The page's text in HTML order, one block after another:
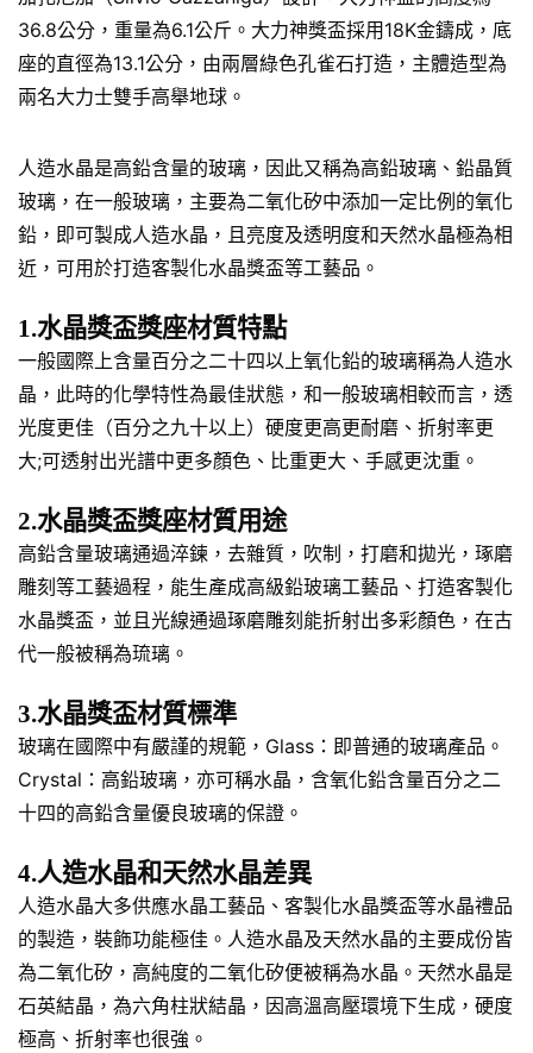
36.8公分，重量為6.1公斤。大力神獎盃採用18K金鑄成，底
座的直徑為13.1公分，由兩層綠色孔雀石打造，主體造型為
兩名大力士雙手高舉地球。
人造水晶是高鉛含量的玻璃，因此又稱為高鉛玻璃、鉛晶質
玻璃，在一般玻璃，主要為二氧化矽中添加一定比例的氧化
鉛，即可製成人造水晶，且亮度及透明度和天然水晶極為相
近，可用於打造客製化水晶獎盃等工藝品。
1.水晶獎盃獎座材質特點
一般國際上含量百分之二十四以上氧化鉛的玻璃稱為人造水
晶，此時的化學特性為最佳狀態，和一般玻璃相較而言，透
光度更佳（百分之九十以上）硬度更高更耐磨、折射率更
大;可透射出光譜中更多顏色、比重更大、手感更沈重。
2.水晶獎盃獎座材質用途
高鉛含量玻璃通過淬鍊，去雜質，吹制，打磨和拋光，琢磨
雕刻等工藝過程，能生產成高級鉛玻璃工藝品、打造客製化
水晶獎盃，並且光線通過琢磨雕刻能折射出多彩顏色，在古
代一般被稱為琉璃。
3.水晶獎盃材質標準
玻璃在國際中有嚴謹的規範，Glass：即普通的玻璃產品。
Crystal：高鉛玻璃，亦可稱水晶，含氧化鉛含量百分之二
十四的高鉛含量優良玻璃的保證。
4.人造水晶和天然水晶差異
人造水晶大多供應水晶工藝品、客製化水晶獎盃等水晶禮品
的製造，裝飾功能極佳。人造水晶及天然水晶的主要成份皆
為二氧化矽，高純度的二氧化矽便被稱為水晶。天然水晶是
石英結晶，為六角柱狀結晶，因高溫高壓環境下生成，硬度
極高、折射率也很強。